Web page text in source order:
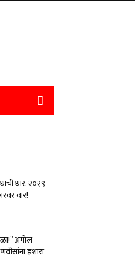
धार, २०२९
वार!
अमोल
इशारा